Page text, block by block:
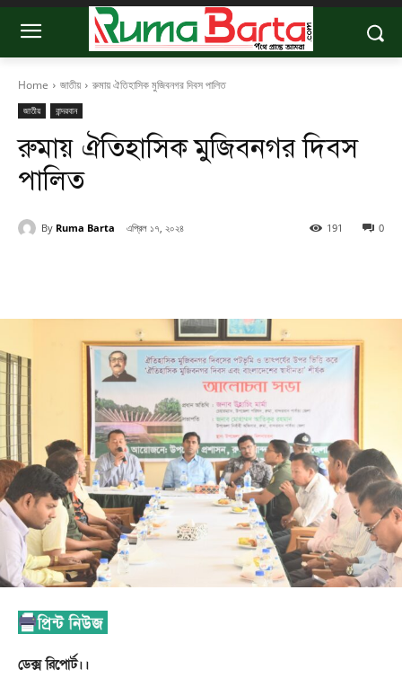
Home জাতীয় রুমায় ঐতিহাসিক মুজিবনগর দিবস পালিত
জাতীয় বান্দরবান
রুমায় ঐতিহাসিক মুজিবনগর দিবস
পালিত
By Ruma Barta এপ্রিল ১৭, ২০২৪ 0
191
ডেক্স রিপোর্ট।।